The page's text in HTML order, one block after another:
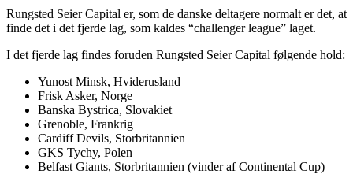
Rungsted Seier Capital er, som de danske deltagere normalt er det, at
finde det i det fjerde lag, som kaldes “challenger league” laget.
I det fjerde lag findes foruden Rungsted Seier Capital følgende hold:
Yunost Minsk, Hviderusland
Frisk Asker, Norge
Banska Bystrica, Slovakiet
Grenoble, Frankrig
Cardiff Devils, Storbritannien
GKS Tychy, Polen
Belfast Giants, Storbritannien (vinder af Continental Cup)